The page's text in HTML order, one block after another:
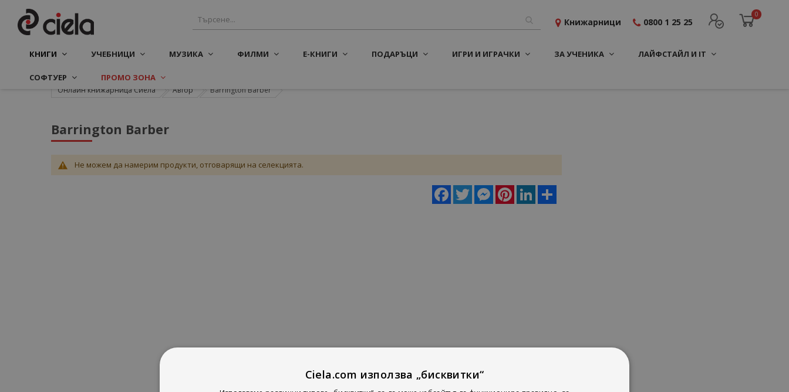
0
Книжарници 0800 1 25 25
КНИГИ УЧЕБНИЦИ МУЗИКА ФИЛМИ Е-КНИГИ ПОДАРЪЦИ ИГРИ И ИГРАЧКИ ЗА УЧЕНИКА ЛАЙФСТАЙЛ И IT
СОФТУЕР ПРОМО ЗОНА
Онлайн книжарница Сиела Автор Barrington Barber
Barrington Barber
Не можем да намерим продукти, отговарящи на селекцията.
Facebook
Twitter MessengerPinterestLinkedIn
Ciela.com използва „бисквитки“